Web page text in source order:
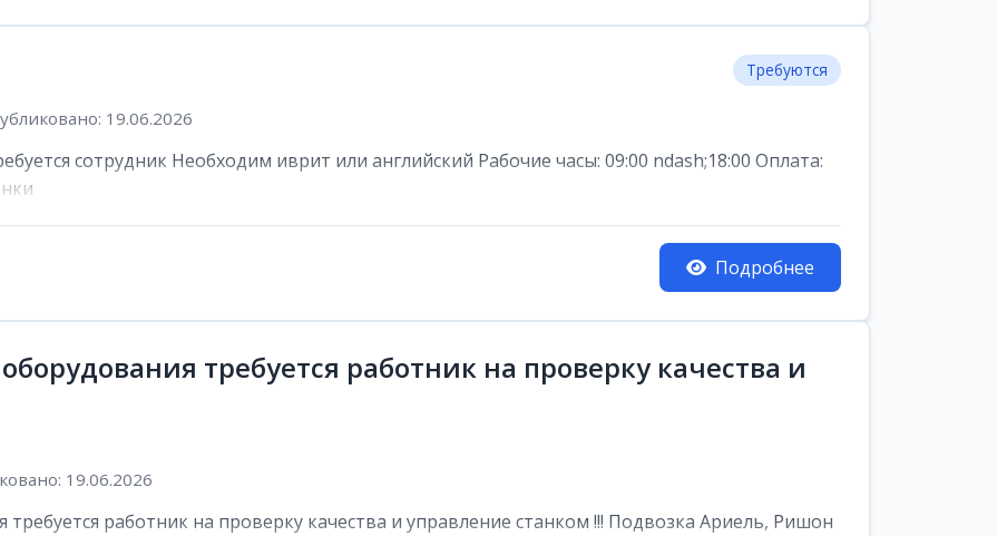
Требуются
19.06.2026
сотрудник Необходим иврит или английский Рабочие часы: 09:00 ndash;18:00 Оплата:
Подробнее
требуется работник на проверку качества и
19.06.2026
работник на проверку качества и управление станком !!! Подвозка Ариель, Ришон